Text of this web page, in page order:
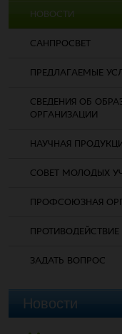
НОВОСТИ
САНПРОСВЕТ
ПРЕДЛАГАЕМЫЕ
СВЕДЕНИЯ ОБ
ОРГАНИЗАЦИИ
НАУЧНАЯ
СОВЕТ МОЛОДЫХ
ПРОФСОЮЗНАЯ
ЗАДАТЬ ВОПРОС
Новости